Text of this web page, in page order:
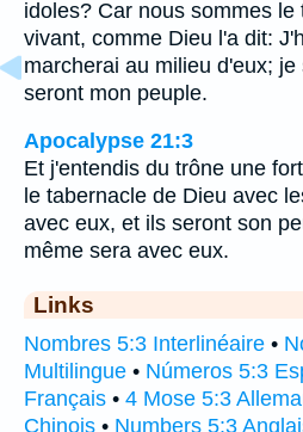
idoles? Car nous sommes le
vivant, comme Dieu l'a dit:
marcherai au milieu d'eux;
seront mon peuple.
Apocalypse 21:3
Et j'entendis du trône une
le tabernacle de Dieu avec
avec eux, et ils seront son
même sera avec eux.
Links
Nombres 5:3 Interlinéaire •
Multilingue • Números 5:3
Français • 4 Mose 5:3
Chinois • Numbers 5:3